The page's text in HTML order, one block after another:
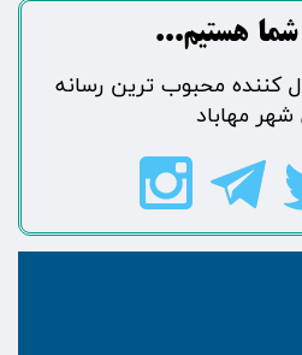
هستیم...​​​​​​​​​​​​​​
هزاردنبال کننده محبوب ترین رسانه
مهاباد​​​​​​​​​​​​​​